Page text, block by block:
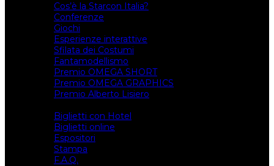
Cos’è la Starcon Italia?
Conferenze
Giochi
Esperienze interattive
Sfilata dei Costumi
Fantamodellismo
Premio OMEGA SHORT
Premio OMEGA GRAPHICS
Premio Alberto Lisiero
Biglietti con Hotel
Biglietti online
Espositori
Stampa
F.A.Q.